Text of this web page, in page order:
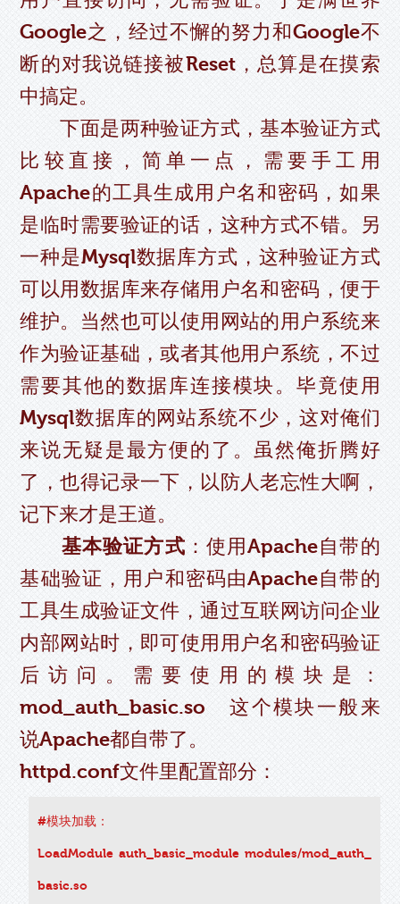
Google之，经过不懈的努力和Google不
断的对我说链接被Reset，总算是在摸索
中搞定。
下面是两种验证方式，基本验证方式
比较直接，简单一点，需要手工用
Apache的工具生成用户名和密码，如果
是临时需要验证的话，这种方式不错。另
一种是Mysql数据库方式，这种验证方式
可以用数据库来存储用户名和密码，便于
维护。当然也可以使用网站的用户系统来
作为验证基础，或者其他用户系统，不过
需要其他的数据库连接模块。毕竟使用
Mysql数据库的网站系统不少，这对俺们
来说无疑是最方便的了。虽然俺折腾好
了，也得记录一下，以防人老忘性大啊，
记下来才是王道。
基本验证方式 ：使用Apache自带的
基础验证，用户和密码由Apache自带的
工具生成验证文件，通过互联网访问企业
内部网站时，即可使用用户名和密码验证
后访问。需要使用的模块是：
mod_auth_basic.so 这个模块一般来
说Apache都自带了。
httpd.conf文件里配置部分：
#模块加载：
LoadModule auth_basic_module modules/mod_auth_
basic.so